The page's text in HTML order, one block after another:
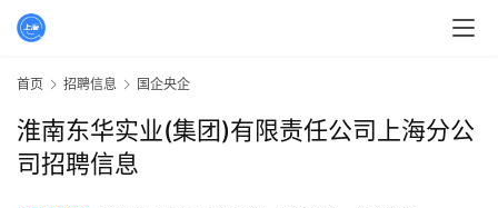
首页 招聘信息 国企央企
淮南东华实业(集团)有限责任公司上海分公
司招聘信息